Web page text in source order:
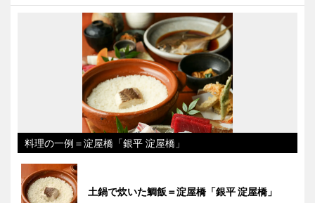
料理の一例＝淀屋橋「銀平 淀屋橋」
土鍋で炊いた鯛飯＝淀屋橋「銀平 淀屋橋」